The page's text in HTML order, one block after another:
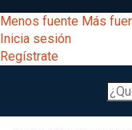
al
contenido
principal
Menos fuente Más
Inicia sesión
Regístrate
Buscar
Menú
Desarrollo
Expand